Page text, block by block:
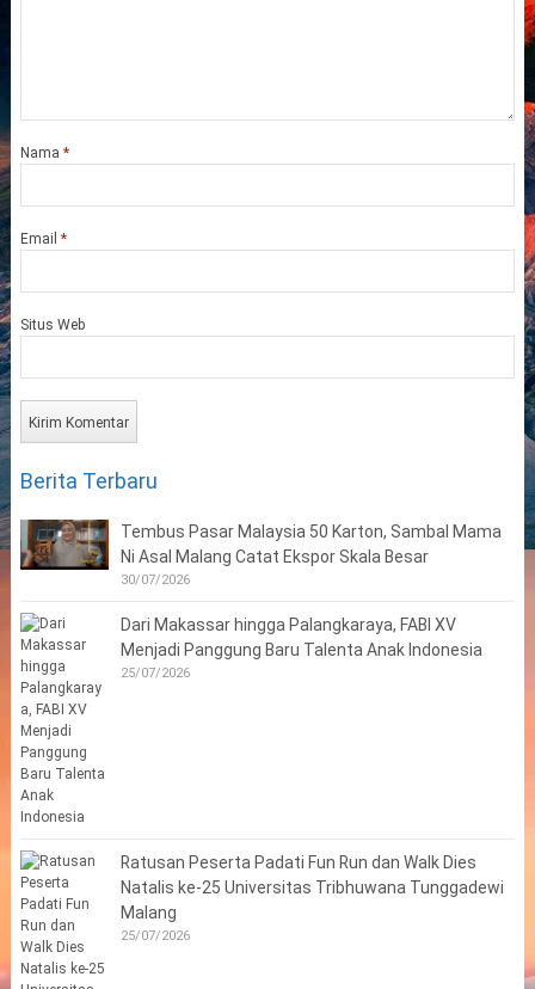
Nama *
Email *
Situs Web
Berita Terbaru
Tembus Pasar Malaysia 50 Karton, Sambal Mama
Ni Asal Malang Catat Ekspor Skala Besar
30/07/2026
Dari Makassar hingga Palangkaraya, FABI XV
Menjadi Panggung Baru Talenta Anak Indonesia
25/07/2026
Ratusan Peserta Padati Fun Run dan Walk Dies
Natalis ke-25 Universitas Tribhuwana Tunggadewi
Malang
25/07/2026